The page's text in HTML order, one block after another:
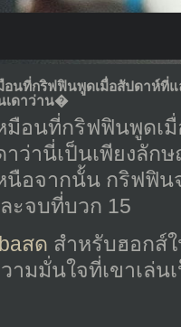
อนที่กริฟฟินพูดเมื่อสัปดาห์ที่แ
เดาว่าน�
มือนที่กริฟฟินพูดเ
าว่านี่เป็นเพียงลั
นือจากนั้น กริฟฟิน
ะจบที่บวก 15
สด สำหรับฮอกส์
ามมั่นใจที่เขาเล่